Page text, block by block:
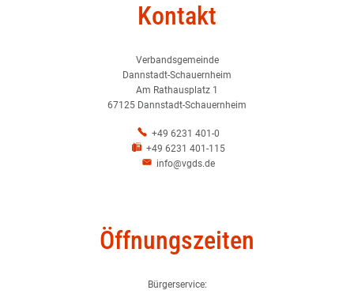
Kontakt
Verbandsgemeinde
Dannstadt-Schauernheim
Am Rathausplatz 1
67125 Dannstadt-Schauernheim
+49 6231 401-0
+49 6231 401-115
info@vgds.de
Öffnungszeiten
Bürgerservice: